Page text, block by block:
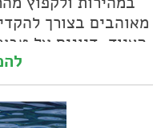
מאוהבים בצורך
הציוד. דיונים על
המיכלים תמיד